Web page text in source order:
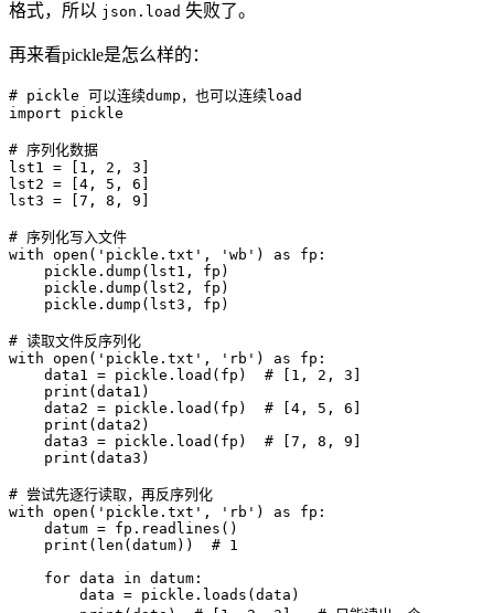
格式，所以 json.load 失败了。
再来看pickle是怎么样的：
# pickle 可以连续dump，也可以连续load
import pickle
# 序列化数据
lst1 = [1, 2, 3]
lst2 = [4, 5, 6]
lst3 = [7, 8, 9]
# 序列化写入文件
with open('pickle.txt', 'wb') as fp:
    pickle.dump(lst1, fp)
    pickle.dump(lst2, fp)
    pickle.dump(lst3, fp)
# 读取文件反序列化
with open('pickle.txt', 'rb') as fp:
    data1 = pickle.load(fp)  # [1, 2, 3]
    print(data1)
    data2 = pickle.load(fp)  # [4, 5, 6]
    print(data2)
    data3 = pickle.load(fp)  # [7, 8, 9]
    print(data3)
# 尝试先逐行读取，再反序列化
with open('pickle.txt', 'rb') as fp:
    datum = fp.readlines()
    print(len(datum))  # 1
    for data in datum:
        data = pickle.loads(data)